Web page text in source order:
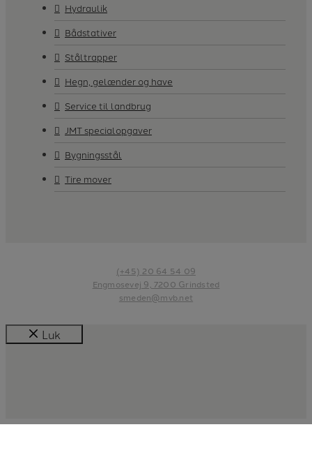
Hydraulik
Bådstativer
Ståltrapper
Hegn, gelænder og have
Service til landbrug
JMT specialopgaver
Bygningsstål
Tire mover
(+45) 20 64 54 09
Engmosevej 9, 7200 Grindsted
smeden@mvb.net
Luk